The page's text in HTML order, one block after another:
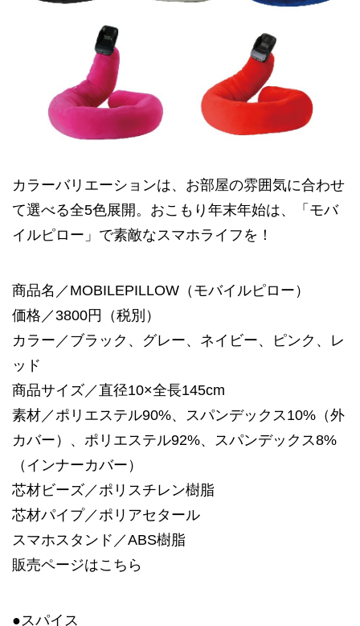
カラーバリエーションは、お部屋の雰囲気に合わせ
て選べる全5色展開。おこもり年末年始は、「モバ
イルピロー」で素敵なスマホライフを！
商品名／MOBILEPILLOW（モバイルピロー）
価格／3800円（税別）
カラー／ブラック、グレー、ネイビー、ピンク、レ
ッド
商品サイズ／直径10×全長145cm
素材／ポリエステル90%、スパンデックス10%（外
カバー）、ポリエステル92%、スパンデックス8%
（インナーカバー）
芯材ビーズ／ポリスチレン樹脂
芯材パイプ／ポリアセタール
スマホスタンド／ABS樹脂
販売ページはこちら
●スパイス